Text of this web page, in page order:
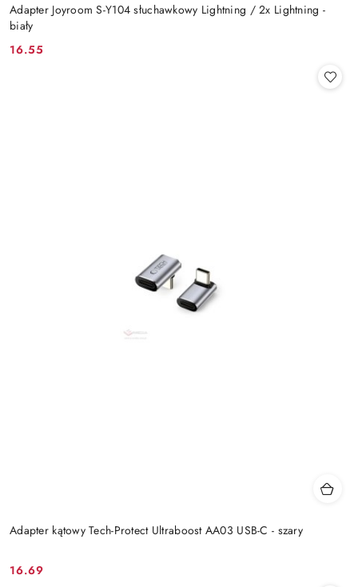
Adapter Joyroom S-Y104 słuchawkowy Lightning / 2x Lightning -
biały
Cena:
16.55
Adapter kątowy Tech-Protect Ultraboost AA03 USB-C - szary
Cena:
16.69